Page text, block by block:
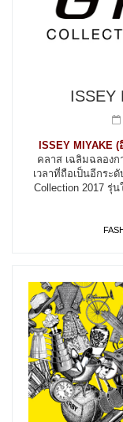
ISSEY
ISSEY MIYAKE (
คลาส เฉลิมฉลองก
เวลาที่ถือเป็นอีกระ
Collection 2017 รุ่